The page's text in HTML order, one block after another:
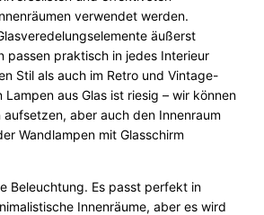
verwendet werden.
äußerst
passen praktisch in jedes Interieur
Stil als auch im Retro und Vintage-
Lampen aus Glas ist riesig – wir können
aufsetzen, aber auch den Innenraum
Wandlampen mit Glasschirm
Beleuchtung. Es passt perfekt in
Innenräume, aber es wird